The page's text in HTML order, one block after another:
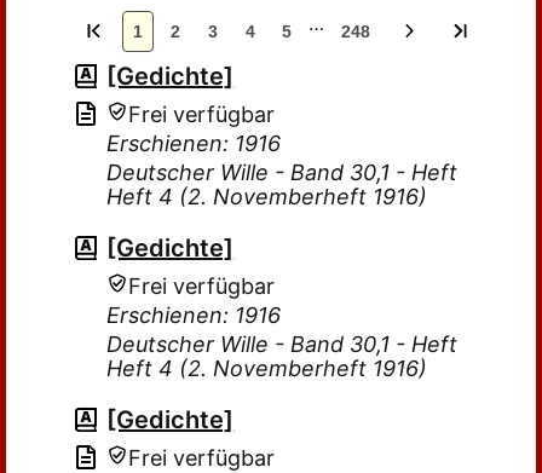
1 2 3 4 5 … 248
[Gedichte]
Frei verfügbar
Erschienen: 1916
Deutscher Wille - Band 30,1 - Heft
Heft 4 (2. Novemberheft 1916)
[Gedichte]
Frei verfügbar
Erschienen: 1916
Deutscher Wille - Band 30,1 - Heft
Heft 4 (2. Novemberheft 1916)
[Gedichte]
Frei verfügbar